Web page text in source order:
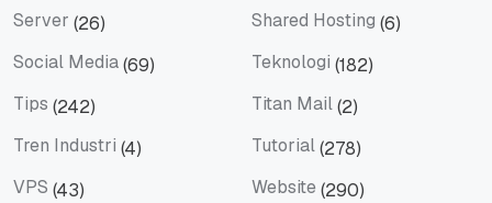
Server (26) Shared Hosting (6)
Social Media(69) Teknologi (182)
Tips (242) Titan Mail(2)
Tren Industri (4) Tutorial(278)
VPS (43) Website (290)